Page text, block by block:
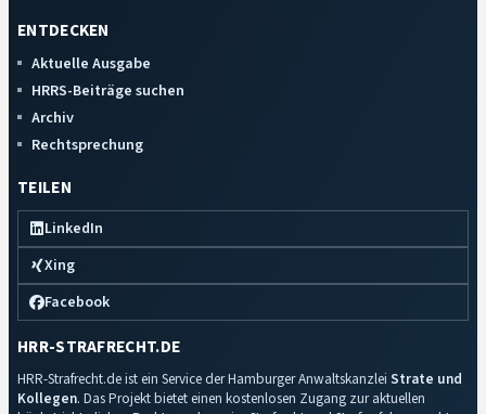
ENTDECKEN
Aktuelle Ausgabe
HRRS-Beiträge suchen
Archiv
Rechtsprechung
TEILEN
LinkedIn
Xing
Facebook
HRR-STRAFRECHT.DE
HRR-Strafrecht.de ist ein Service der Hamburger Anwaltskanzlei Strate und
Kollegen. Das Projekt bietet einen kostenlosen Zugang zur aktuellen